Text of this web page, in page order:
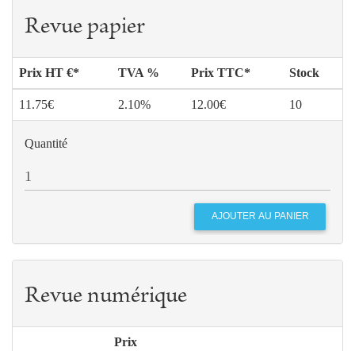
Revue papier
Prix HT €* TVA % Prix TTC* Stock
11.75€ 2.10% 12.00€ 10
Quantité
Revue numérique
Prix